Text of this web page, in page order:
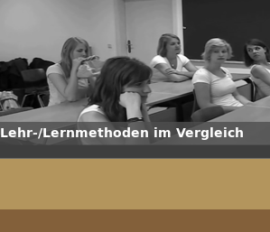
Lehr-/Lernmethoden im Vergleich